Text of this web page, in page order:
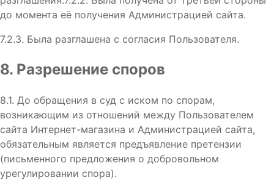
до момента её получения Администрацией сайта.
7.2.3. Была разглашена с согласия Пользователя.
8. Разрешение споров
8.1. До обращения в суд с иском по спорам,
возникающим из отношений между Пользователем
сайта Интернет-магазина и Администрацией сайта,
обязательным является предъявление претензии
(письменного предложения о добровольном
урегулировании спора).